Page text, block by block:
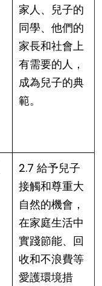
家人、兒子的
同學、他們的
家長和社會上
有需要的人，
成為兒子的典
範。
2.7 給予兒子
接觸和尊重大
自然的機會，
在家庭生活中
實踐節能、回
收和不浪費等
愛護環境措